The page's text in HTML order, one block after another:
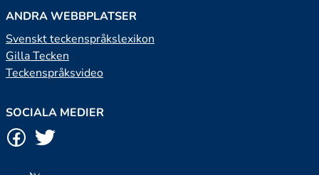
ANDRA WEBBPLATSER
Svenskt teckenspråkslexikon
Gilla Tecken
Teckenspråksvideo
SOCIALA MEDIER